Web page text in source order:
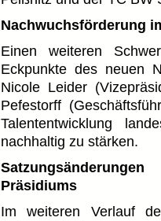
Nachwuchsförderung
Einen weiteren
Eckpunkte des neuen
Nicole Leider
Pefestorff
Talententwicklung
nachhaltig zu stärken.
Präsidiums
Im weiteren Verlauf